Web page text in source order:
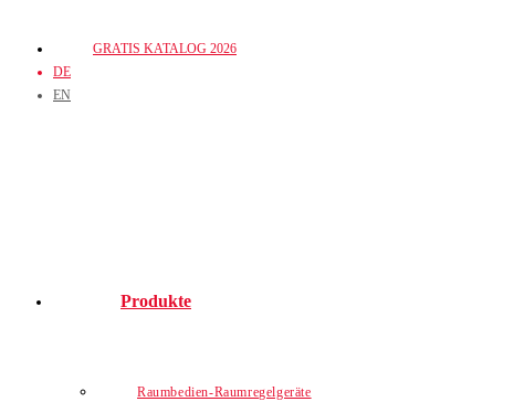
Inhalt
springen
GRATIS KATALOG 2026
DE
EN
Produkte
Raumbedien-Raumregelgeräte